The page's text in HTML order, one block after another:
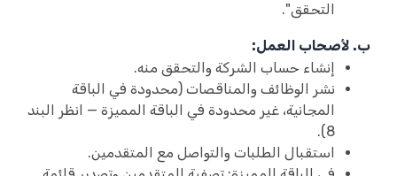
التحقق".
ب. لأصحاب العمل:
إنشاء حساب الشركة والتحقق منه.
نشر الوظائف والمناقصات (محدودة في الباقة
المجانية، غير محدودة في الباقة المميزة — انظر البند
8).
استقبال الطلبات والتواصل مع المتقدمين.